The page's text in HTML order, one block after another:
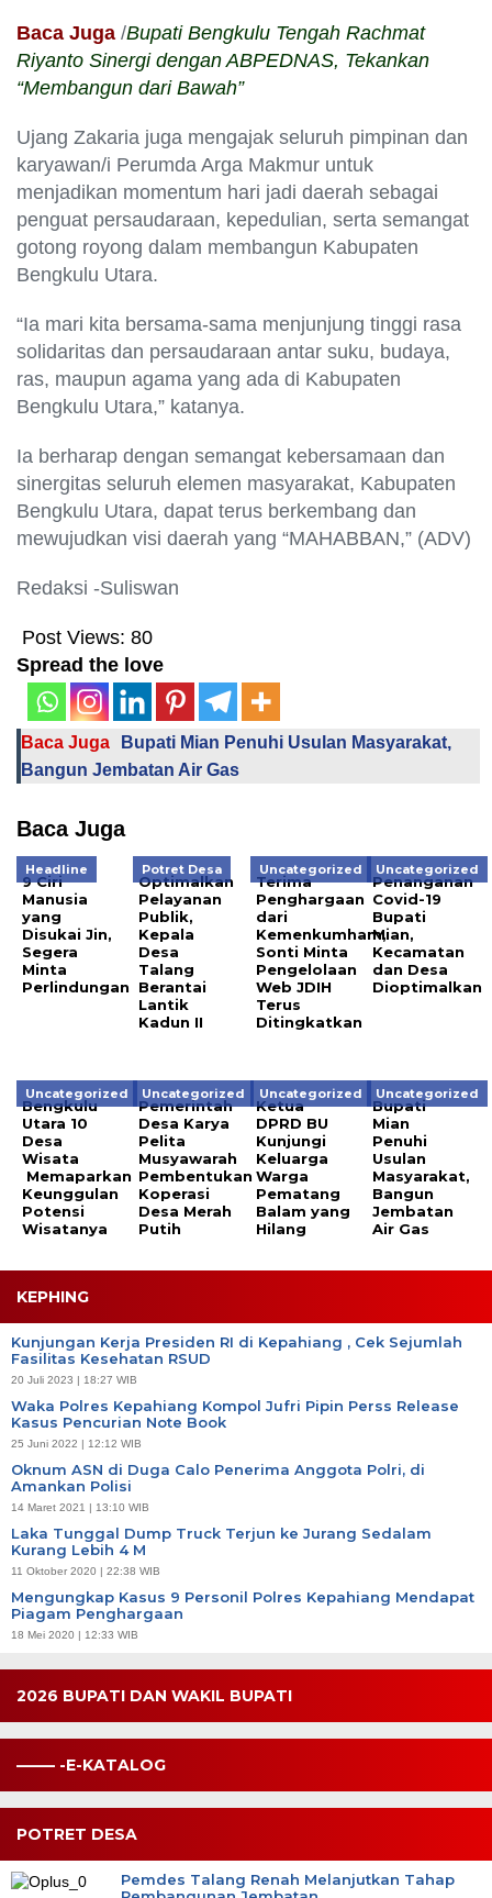
Baca Juga /Bupati Bengkulu Tengah Rachmat
Riyanto Sinergi dengan ABPEDNAS, Tekankan
“Membangun dari Bawah”
Ujang Zakaria juga mengajak seluruh pimpinan dan
karyawan/i Perumda Arga Makmur untuk
menjadikan momentum hari jadi daerah sebagai
penguat persaudaraan, kepedulian, serta semangat
gotong royong dalam membangun Kabupaten
Bengkulu Utara.
“Ia mari kita bersama-sama menjunjung tinggi rasa
solidaritas dan persaudaraan antar suku, budaya,
ras, maupun agama yang ada di Kabupaten
Bengkulu Utara,” katanya.
Ia berharap dengan semangat kebersamaan dan
sinergitas seluruh elemen masyarakat, Kabupaten
Bengkulu Utara, dapat terus berkembang dan
mewujudkan visi daerah yang “MAHABBAN,” (ADV)
Redaksi -Suliswan
Post Views: 80
Spread the love
Baca Juga
Bupati Mian Penuhi Usulan Masyarakat,
Bangun Jembatan Air Gas
Baca Juga
Headline
9 Ciri
Manusia
yang
Disukai Jin,
Segera
Minta
Perlindungan
Potret Desa
Optimalkan
Pelayanan
Publik,
Kepala
Desa
Talang
Berantai
Lantik
Kadun II
Uncategorized
Terima
Penghargaan
dari
Kemenkumham,
Sonti Minta
Pengelolaan
Web JDIH
Terus
Ditingkatkan
Uncategorized
Penanganan
Covid-19
Bupati
Mian,
Kecamatan
dan Desa
Dioptimalkan
Uncategorized
Bengkulu
Utara 10
Desa
Wisata
Memaparkan
Keunggulan
Potensi
Wisatanya
Uncategorized
Pemerintah
Desa Karya
Pelita
Musyawarah
Pembentukan
Koperasi
Desa Merah
Putih
Uncategorized
Ketua
DPRD BU
Kunjungi
Keluarga
Warga
Pematang
Balam yang
Hilang
Uncategorized
Bupati
Mian
Penuhi
Usulan
Masyarakat,
Bangun
Jembatan
Air Gas
KEPHING
Kunjungan Kerja Presiden RI di Kepahiang , Cek Sejumlah
Fasilitas Kesehatan RSUD
20 Juli 2023 | 18:27 WIB
Waka Polres Kepahiang Kompol Jufri Pipin Perss Release
Kasus Pencurian Note Book
25 Juni 2022 | 12:12 WIB
Oknum ASN di Duga Calo Penerima Anggota Polri, di
Amankan Polisi
14 Maret 2021 | 13:10 WIB
Laka Tunggal Dump Truck Terjun ke Jurang Sedalam
Kurang Lebih 4 M
11 Oktober 2020 | 22:38 WIB
Mengungkap Kasus 9 Personil Polres Kepahiang Mendapat
Piagam Penghargaan
18 Mei 2020 | 12:33 WIB
2026 BUPATI DAN WAKIL BUPATI
——– -E-KATALOG
POTRET DESA
Pemdes Talang Renah Melanjutkan Tahap